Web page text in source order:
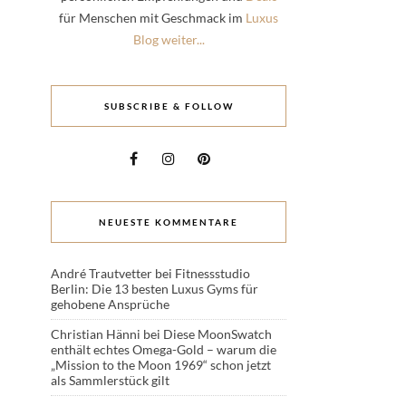
für Menschen mit Geschmack im Luxus
Blog weiter...
SUBSCRIBE & FOLLOW
NEUESTE KOMMENTARE
André Trautvetter bei Fitnessstudio
Berlin: Die 13 besten Luxus Gyms für
gehobene Ansprüche
Christian Hänni bei Diese MoonSwatch
enthält echtes Omega-Gold – warum die
„Mission to the Moon 1969“ schon jetzt
als Sammlerstück gilt